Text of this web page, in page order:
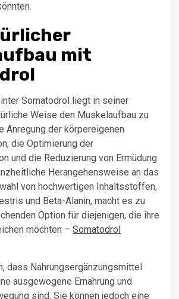
mit
Somatodrol liegt in seiner
Weise den Muskelaufbau zu
Anregung der körpereigenen
die Optimierung der
und die Reduzierung von Ermüdung
Herangehensweise an das
von hochwertigen Inhaltsstoffen,
und Beta-Alanin, macht es zu
Option für diejenigen, die ihre
möchten – Somatodrol
dass Nahrungsergänzungsmittel
ausgewogene Ernährung und
sind. Sie können jedoch eine